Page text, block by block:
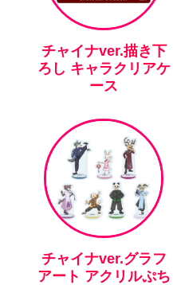
チャイナver.描き下
ろし キャラクリアケ
ース
チャイナver.グラフ
アート アクリルぷち